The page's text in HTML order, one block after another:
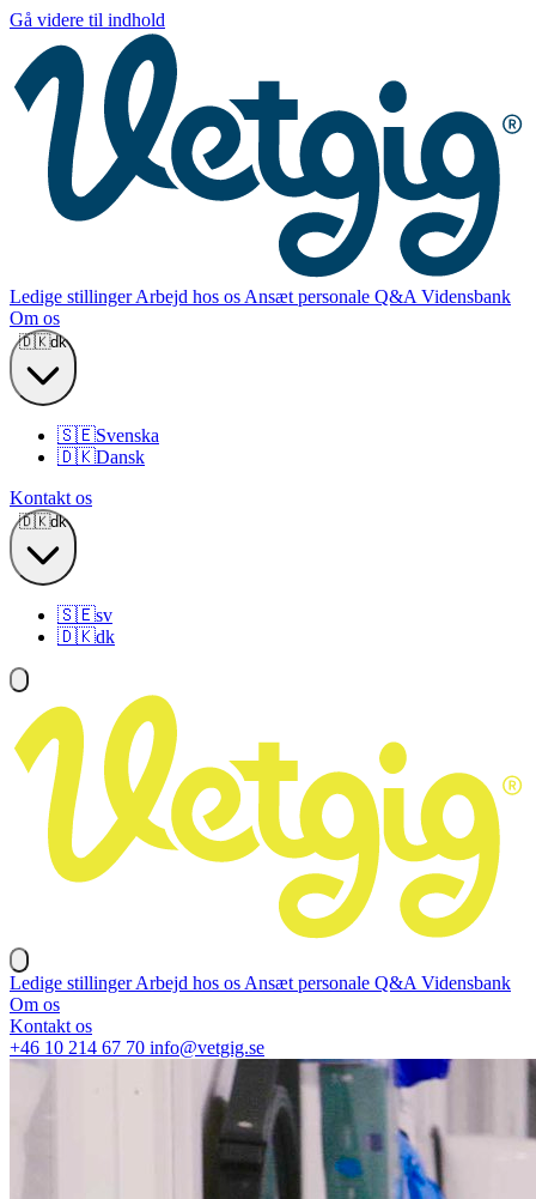
Gå videre til indhold
Ledige stillingerArbejd hos os Ansæt personale Q&A Vidensbank
Om os
🇩🇰dk
🇸🇪Svenska
🇩🇰Dansk
Kontakt os
🇩🇰dk
🇸🇪sv
🇩🇰dk
Ledige stillingerArbejd hos os Ansæt personale Q&A Vidensbank
Om os
Kontakt os
+46 10 214 67 70 info@vetgig.se